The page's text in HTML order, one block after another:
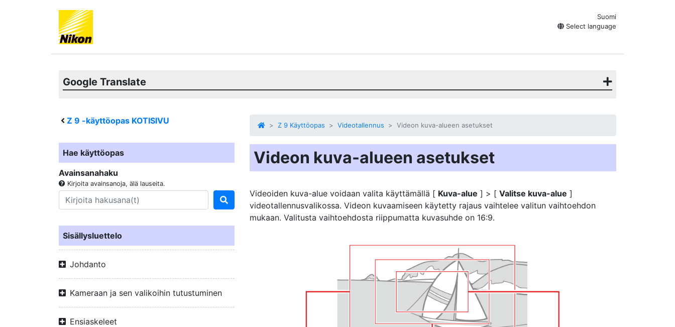
Suomi
Select language
Google Translate
Z 9 -käyttöopas KOTISIVU
Hae käyttöopas
Avainsanahaku
Kirjoita avainsanoja, älä lauseita.
Sisällysluettelo
Johdanto
Kameraan ja sen valikoihin tutustuminen
Ensiaskeleet
Z 9 Käyttöopas Videotallennus Videon kuva-alueen asetukset
Videon kuva-alueen asetukset
Videoiden kuva-alue voidaan valita käyttämällä [ Kuva-alue ] > [ Valitse kuva-alue ]
videotallennusvalikossa. Videon kuvaamiseen käytetty rajaus vaihtelee valitun vaihtoehdon
mukaan. Valitusta vaihtoehdosta riippumatta kuvasuhde on 16:9.